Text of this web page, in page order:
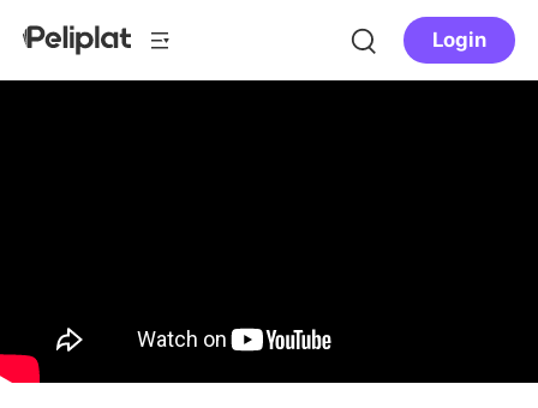
Login